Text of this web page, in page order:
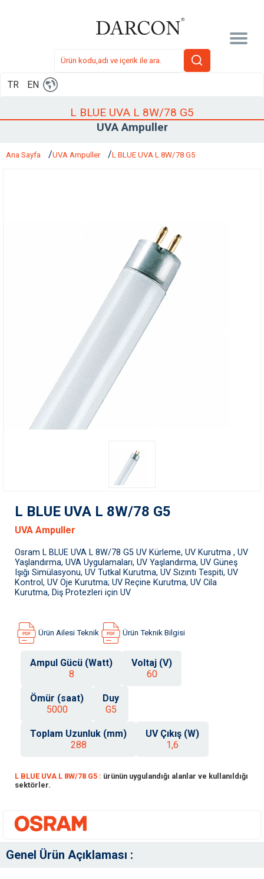
TR EN
L BLUE UVA L 8W/78 G5
UVA Ampuller
Ana Sayfa UVA Ampuller L BLUE UVA L 8W/78 G5
L BLUE UVA L 8W/78 G5
UVA Ampuller
Osram L BLUE UVA L 8W/78 G5 UV Kürleme, UV Kurutma , UV
Yaşlandırma, UVA Uygulamaları, UV Yaşlandırma, UV Güneş
Işığı Simülasyonu, UV Tutkal Kurutma, UV Sızıntı Tespiti, UV
Kontrol, UV Oje Kurutma; UV Reçine Kurutma, UV Cila
Kurutma, Diş Protezleri için UV
Ürün Ailesi Teknik Ürün Teknik Bilgisi
Ampul Gücü (Watt)
8
Voltaj (V)
60
Ömür (saat)
5000
Duy
G5
Toplam Uzunluk (mm)
288
UV Çıkış (W)
1,6
L BLUE UVA L 8W/78 G5 : ürünün uygulandığı alanlar ve kullanıldığı
sektörler.
Genel Ürün Açıklaması :